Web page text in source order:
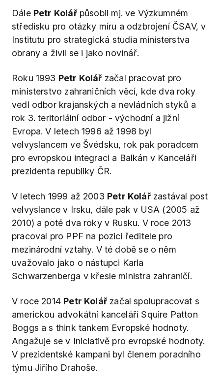
Dále Petr Kolářpůsobil mj. ve Výzkumném
středisku pro otázky míru a odzbrojení ČSAV, v
Institutu pro strategická studia ministerstva
obrany a živil se i jako novinář.
Roku 1993 Petr Kolářzačal pracovat pro
ministerstvo zahraničních věcí, kde dva roky
vedl odbor krajanských a nevládních styků a
rok 3. teritoriální odbor - východní a jižní
Evropa. V letech 1996 až 1998 byl
velvyslancem ve Švédsku, rok pak poradcem
pro evropskou integraci a Balkán v Kanceláři
prezidenta republiky ČR.
V letech 1999 až 2003 Petr Kolářzastával post
velvyslance v Irsku, dále pak v USA (2005 až
2010) a poté dva roky v Rusku. V roce 2013
pracoval pro PPF na pozici ředitele pro
mezinárodní vztahy. V té době se o něm
uvažovalo jako o nástupci Karla
Schwarzenberga v křesle ministra zahraničí.
V roce 2014 Petr Kolářzačal spolupracovat s
americkou advokátní kanceláří Squire Patton
Boggs a s think tankem Evropské hodnoty.
Angažuje se v Iniciativě pro evropské hodnoty.
V prezidentské kampani byl členem poradního
týmu Jiřího Drahoše.